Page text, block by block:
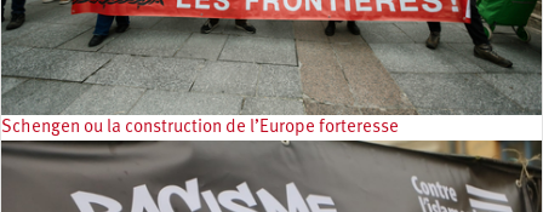
Schengen ou la construction de l’Europe forteresse